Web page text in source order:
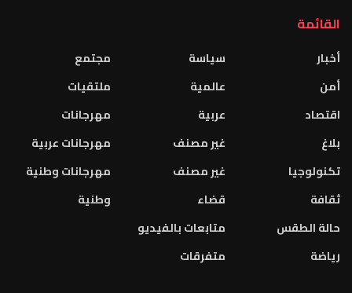
القائمة
أخبار
أمن
اقتصاد
بلاغ
تكنولوجيا
ثقافة
حالة الطقس
رياضة
سياسة
عالمية
عربية
غير مصنف
غير مصنف
قضاء
متابعات بالفيديو
متفرقات
مجتمع
ملتقيات
مهرجانات
مهرجانات عربية
مهرجانات وطنية
وطنية